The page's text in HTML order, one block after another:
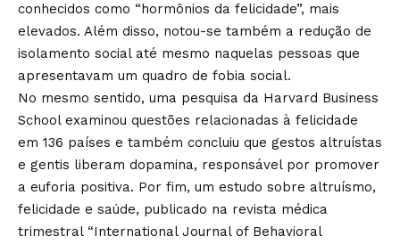
conhecidos como “hormônios da felicidade”, mais
elevados. Além disso, notou-se também a redução de
isolamento social até mesmo naquelas pessoas que
apresentavam um quadro de fobia social.
No mesmo sentido, uma pesquisa da Harvard Business
School examinou questões relacionadas à felicidade
em 136 países e também concluiu que gestos altruístas
e gentis liberam dopamina, responsável por promover
a euforia positiva. Por fim, um estudo sobre altruísmo,
felicidade e saúde, publicado na revista médica
trimestral “International Journal of Behavioral